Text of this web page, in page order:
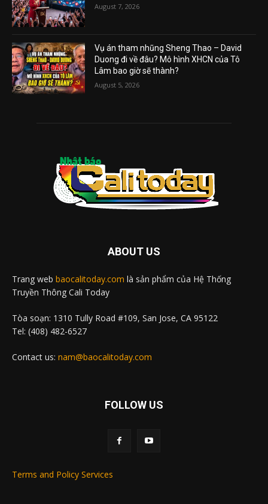
August 7, 2026
Vụ án tham nhũng Sheng Thao – David
Duong đi về đâu? Mô hình XHCN của Tô
Lâm bao giờ sẽ thành?
August 5, 2026
ABOUT US
Trang web baocalitoday.com là sản phẩm của Hệ Thống
Truyền Thông Cali Today
Tòa soạn: 1310 Tully Road #109, San Jose, CA 95122
Tel: (408) 482-6527
Contact us: nam@baocalitoday.com
FOLLOW US
Terms and Policy Services